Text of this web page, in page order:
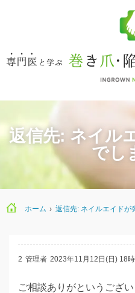
ホーム シェア 掲示板
返信先: ネイル
でし
ホーム › 返信先: ネイルエイドが
2 管理者 2023年11月12日(日) 18
ご相談ありがというござい